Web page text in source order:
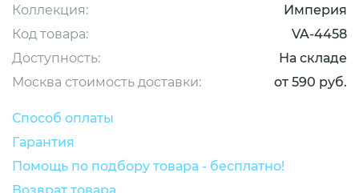
Коллекция:
Империя
Код товара:
VA-4458
Доступность:
На складе
Москва стоимость доставки:
от 590 руб.
Способ оплаты
Гарантия
Помощь по подбору товара - бесплатно!